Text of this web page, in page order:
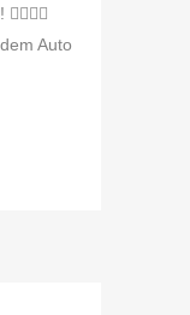
Auto